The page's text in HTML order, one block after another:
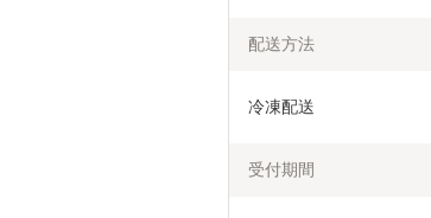
配送方法
冷凍配送
受付期間